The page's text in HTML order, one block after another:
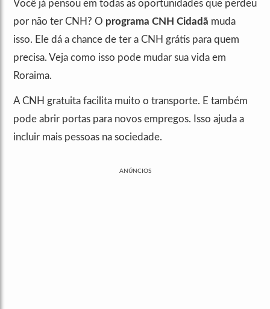
Você já pensou em todas as oportunidades que perdeu
por não ter CNH? O programa CNH Cidadã muda
isso. Ele dá a chance de ter a CNH grátis para quem
precisa. Veja como isso pode mudar sua vida em
Roraima.
A CNH gratuita facilita muito o transporte. E também
pode abrir portas para novos empregos. Isso ajuda a
incluir mais pessoas na sociedade.
ANÚNCIOS